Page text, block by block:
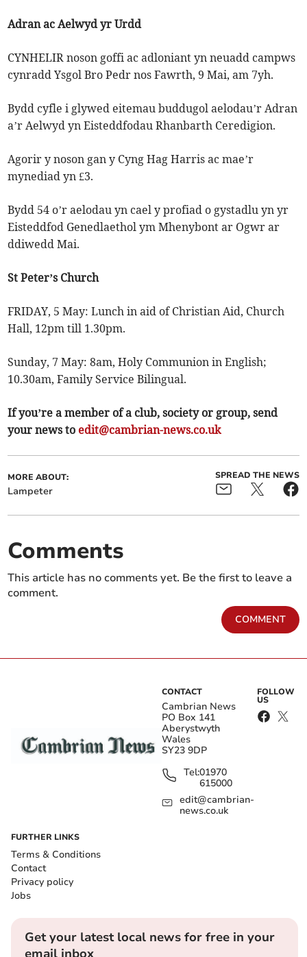
Adran ac Aelwyd yr Urdd
CYNHELIR noson goffi ac adloniant yn neuadd campws
cynradd Ysgol Bro Pedr nos Fawrth, 9 Mai, am 7yh.
Bydd cyfle i glywed eitemau buddugol aelodau’r Adran
a’r Aelwyd yn Eisteddfodau Rhanbarth Ceredigion.
Agorir y noson gan y Cyng Hag Harris ac mae’r
mynediad yn £3.
Bydd 54 o’r aelodau yn cael y profiad o gystadlu yn yr
Eisteddfod Genedlaethol ym Mhenybont ar Ogwr ar
ddiwedd Mai.
St Peter’s Church
FRIDAY, 5 May: Lunch in aid of Christian Aid, Church
Hall, 12pm till 1.30pm.
Sunday, 7 May: 8am, Holy Communion in English;
10.30am, Family Service Bilingual.
If you’re a member of a club, society or group, send
your news to edit@cambrian-news.co.uk
MORE ABOUT:
Lampeter
SPREAD THE NEWS
Comments
This article has no comments yet. Be the first to leave a
comment.
COMMENT
CONTACT
Cambrian News
PO Box 141
Aberystwyth
Wales
SY23 9DP
Tel:01970
615000
edit@cambrian-
news.co.uk
FOLLOW
US
FURTHER LINKS
Terms & Conditions
Contact
Privacy policy
Jobs
Get your latest local news for free in your
email inbox